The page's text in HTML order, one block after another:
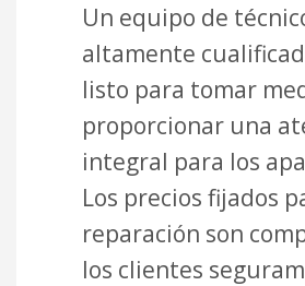
Un equipo de
altamente
listo para tomar
proporcionar una
integral para los
Los precios fijados
reparación son
los clientes